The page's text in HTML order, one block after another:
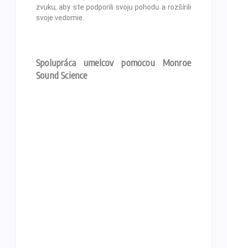
zvuku, aby ste podporili svoju pohodu a rozšírili
svoje vedomie.
Spolupráca umelcov pomocou Monroe
Sound Science